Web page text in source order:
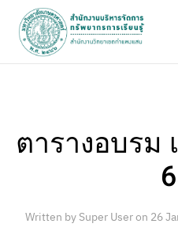
ตารางอบรม
Written by Super User on 26